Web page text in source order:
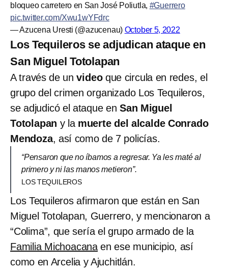
bloqueo carretero en San José Poliutla, #Guerrero
pic.twitter.com/Xwu1wYFdrc
— Azucena Uresti (@azucenau) October 5, 2022
Los Tequileros se adjudican ataque en
San Miguel Totolapan
A través de unvideoque circula en redes, el
grupo del crimen organizado Los Tequileros,
se adjudicó el ataque en San Miguel
Totolapan y la muerte del alcalde Conrado
Mendoza, así como de 7 policías.
“Pensaron que no íbamos a regresar. Ya les maté al
primero y ni las manos metieron”.
LOS TEQUILEROS
Los Tequileros afirmaron que están en San
Miguel Totolapan, Guerrero, y mencionaron a
“Colima”, que sería el grupo armado de la
Familia Michoacana en ese municipio, así
como en Arcelia y Ajuchitlán.